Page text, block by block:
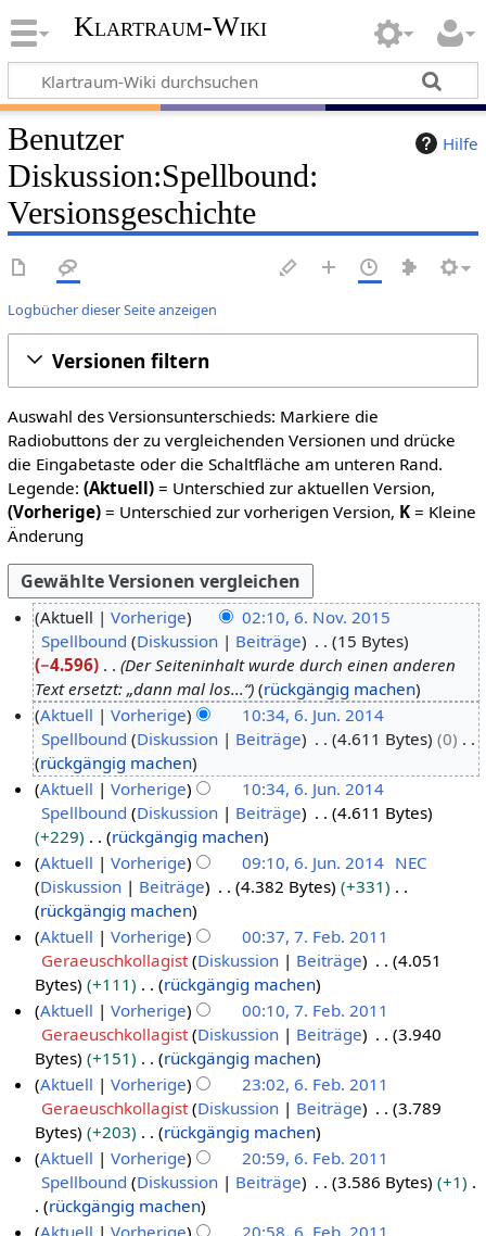
Klartraum-Wiki
Hilfe
Benutzer
Diskussion:Spellbound:
Versionsgeschichte
Logbücher dieser Seite anzeigen
Versionen filtern
Auswahl des Versionsunterschieds: Markiere die
Radiobuttons der zu vergleichenden Versionen und drücke
die Eingabetaste oder die Schaltfläche am unteren Rand.
Legende: (Aktuell)= Unterschied zur aktuellen Version,
(Vorherige)= Unterschied zur vorherigen Version, K= Kleine
Änderung
o
m
1
Aktuell Vorherige
02:10, 6. Nov. 2015
Spellbound Diskussion Beiträge
15 Bytes
−4.596
Der Seiteninhalt wurde durch einen anderen
Text ersetzt: „dann mal los...“
rückgängig machen
J
1
Aktuell Vorherige
10:34, 6. Jun. 2014
Spellbound Diskussion Beiträge 4.611 Bytes
0
K
e
n
e
B
e
a
r
b
i
u
n
g
s
z
u
s
rückgängig machen
Aktuell
Vorherige
10:34, 6. Jun. 2014
Spellbound Diskussion Beiträge
4.611 Bytes
+229
K
e
i
n
e
B
e
a
r
e
t
u
n
g
rückgängig machen
Aktuell
Vorherige 09:10, 6. Jun. 2014 NEC
Diskussion
Beiträge 4.382 Bytes
+331
K
e
n
e
B
e
a
r
b
i
u
rückgängig machen
F
Aktuell Vorherige
00:37, 7. Feb. 2011
Geraeuschkollagist Diskussion Beiträge
4.051
Bytes
+111
K
e
i
n
e
B
e
a
rückgängig machen
Aktuell
Vorherige
00:10, 7. Feb. 2011
Geraeuschkollagist Diskussion Beiträge
3.940
Bytes
+151
K
e
i
n
e
e
rückgängig machen
F
Aktuell Vorherige
23:02, 6. Feb. 2011
Geraeuschkollagist Diskussion Beiträge
3.789
Bytes
+203
K
e
n
rückgängig machen
Aktuell
Vorherige
20:59, 6. Feb. 2011
Spellbound Diskussion Beiträge 3.586 Bytes +1
K
rückgängig machen
Aktuell
Vorherige
20:58, 6. Feb. 2011